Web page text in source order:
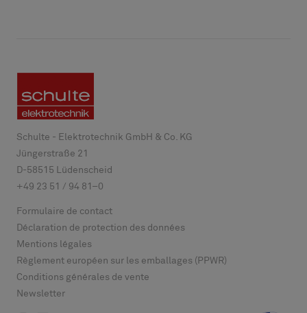
Schulte - Elektrotechnik GmbH & Co. KG
Jüngerstraße 21
D-58515 Lüdenscheid
+49 23 51 / 94 81–0
Formulaire de contact
Déclaration de protection des données
Mentions légales
Règlement européen sur les emballages (PPWR)
Conditions générales de vente
Newsletter